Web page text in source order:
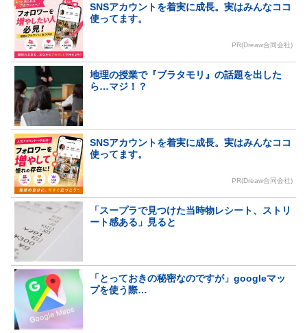
SNSアカウントを着実に成長。実はみんなココ
使ってます。
PR(Dreaw合同会社)
地理の授業で『ブラタモリ』の話題を出した
ら…マジ！？
SNSアカウントを着実に成長。実はみんなココ
使ってます。
PR(Dreaw合同会社)
「スープラで見つけた当時物レシート、ストリ
ート感ある」見ると
「とっておきの秘密なのですが」googleマッ
プを使う際…